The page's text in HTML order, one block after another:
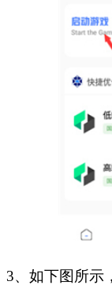
3、如下图所示